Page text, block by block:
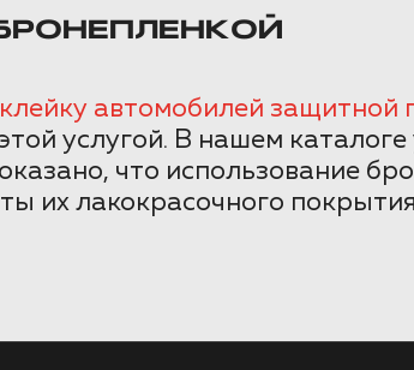
автомобилей защитной
услугой. В нашем
что использование
их лакокрасочного